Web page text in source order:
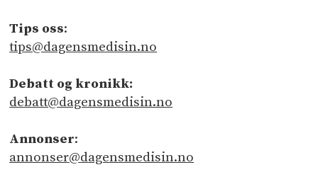
Tips oss:
tips@dagensmedisin.no
Debatt og kronikk:
debatt@dagensmedisin.no
Annonser:
annonser@dagensmedisin.no